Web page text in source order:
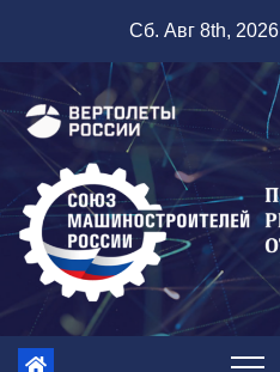
содержимому
Сб. Авг 8th, 2026